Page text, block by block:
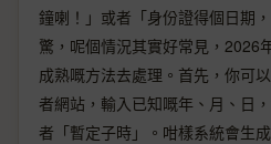
鐘喇！」或者「身份證得個日期
驚，呢個情況其實好常見，2026
成熟嘅方法去處理。首先，你可
者網站，輸入已知嘅年、月、日
者「暫定子時」。咁樣系統會生